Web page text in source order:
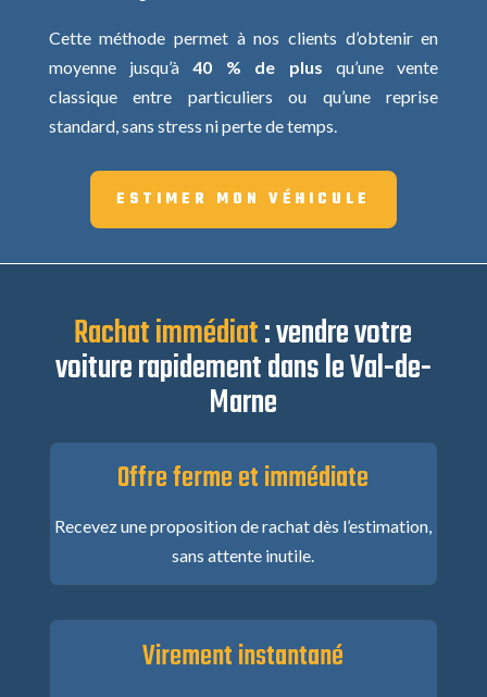
Cette méthode permet à nos clients d’obtenir en
moyenne jusqu’à40 % de plus qu’une vente
classique entre particuliers ou qu’une reprise
standard, sans stress ni perte de temps.
ESTIMER MON VÉHICULE
Rachat immédiat: vendre votre
voiture rapidement dans le Val-de-
Marne
Offre ferme et immédiate
Recevez une proposition de rachat dès l’estimation,
sans attente inutile.
Virement instantané